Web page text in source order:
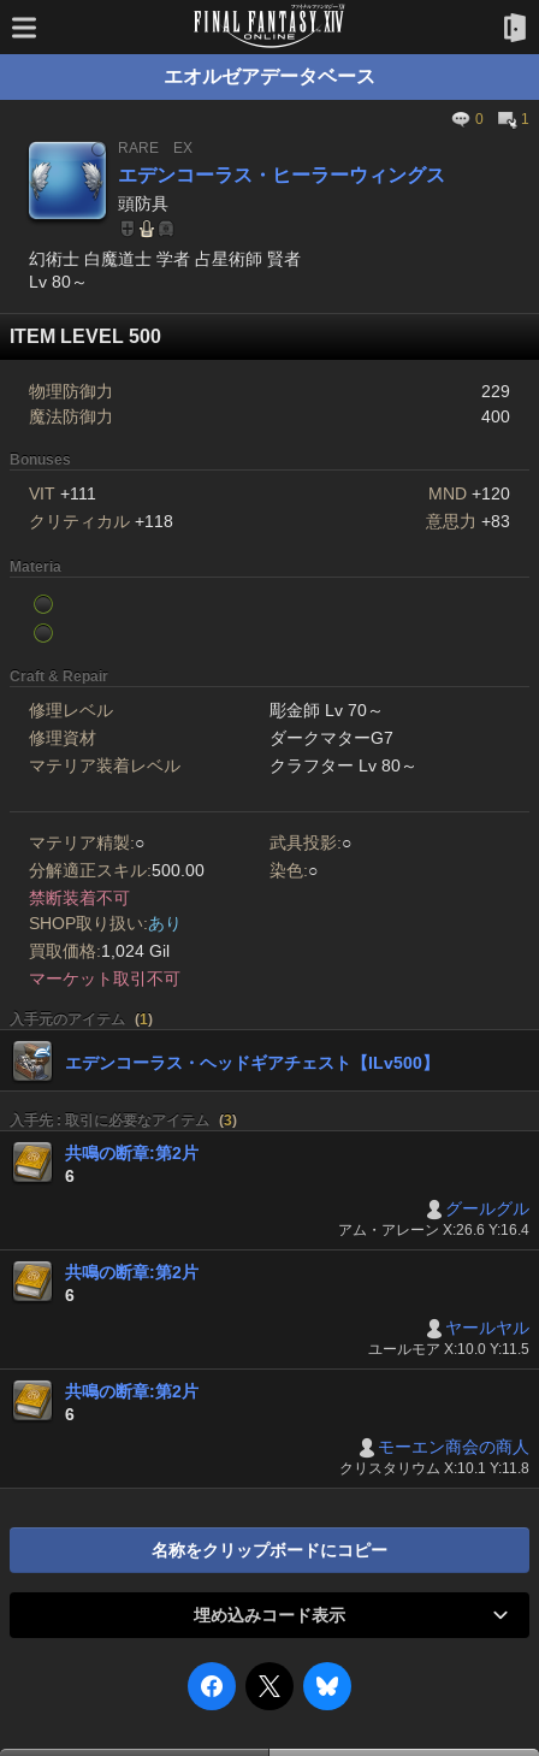
エオルゼアデータベース
0
1
RARE
EX
エデンコーラス・ヒーラーウィングス
頭防具
幻術士 白魔道士 学者 占星術師 賢者
Lv 80～
ITEM LEVEL 500
物理防御力
229
魔法防御力
400
Bonuses
VIT +111 MND +120
クリティカル +118 意思力 +83
Materia
Craft & Repair
修理レベル
彫金師 Lv 70～
修理資材
ダークマターG7
マテリア装着レベル
クラフター Lv 80～
マテリア精製:○ 武具投影:○
分解適正スキル:500.00 染色:○
禁断装着不可
SHOP取り扱い:あり
買取価格:1,024 Gil
マーケット取引不可
入手元のアイテム (1)
エデンコーラス・ヘッドギアチェスト【ILv500】
入手先 : 取引に必要なアイテム (3)
共鳴の断章:第2片
6
グールグル
アム・アレーン X:26.6 Y:16.4
共鳴の断章:第2片
6
ヤールヤル
ユールモア X:10.0 Y:11.5
共鳴の断章:第2片
6
モーエン商会の商人
クリスタリウム X:10.1 Y:11.8
名称をクリップボードにコピー
埋め込みコード表示